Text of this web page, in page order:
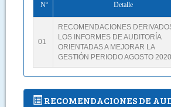
Nº Detalle
01
RECOMENDACIONES
LOS INFORMES DE AUDITORÍA
ORIENTADAS A MEJORAR LA
GESTIÓN PERIODO AGOSTO 2020
RECOMENDACIONES DE